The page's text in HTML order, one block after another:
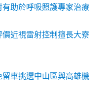
助於呼吸照護專家治療
近視雷射控制擅長大寮
車挑選中山區與高雄機